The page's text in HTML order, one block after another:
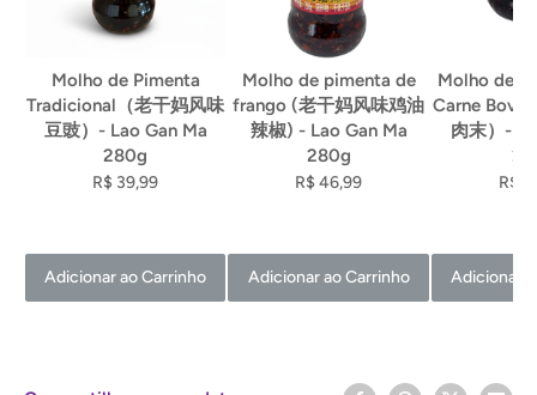
Molho de Pimenta
Tradicional（老干妈风味
豆豉）- Lao Gan Ma
280g
R$ 39,99
Adicionar ao Carrinho
Molho de pimenta de
frango (老干妈风味鸡油
辣椒) - Lao Gan Ma
280g
R$ 46,99
Adicionar ao Carrinho
Molho de
Carne
肉末）-
R$
Adicionar